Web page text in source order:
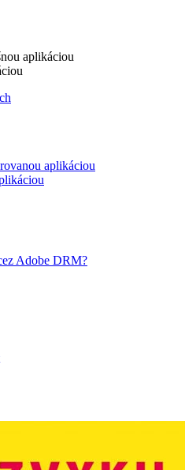
aplikáciou
aplikáciou
Adobe DRM?